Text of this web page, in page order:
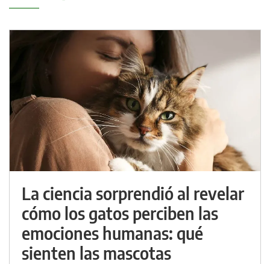
La ciencia sorprendió al revelar
cómo los gatos perciben las
emociones humanas: qué
sienten las mascotas